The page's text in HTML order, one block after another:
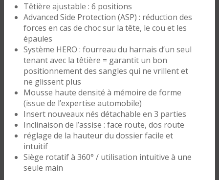
Têtière ajustable : 6 positions
Advanced Side Protection (ASP) : réduction des
forces en cas de choc sur la tête, le cou et les
épaules
Système HERO : fourreau du harnais d’un seul
tenant avec la têtière = garantit un bon
positionnement des sangles qui ne vrillent et
ne glissent plus
Mousse haute densité à mémoire de forme
(issue de l’expertise automobile)
Insert nouveaux nés détachable en 3 parties
Inclinaison de l’assise : face route, dos route
réglage de la hauteur du dossier facile et
intuitif
Siège rotatif à 360° / utilisation intuitive à une
seule main